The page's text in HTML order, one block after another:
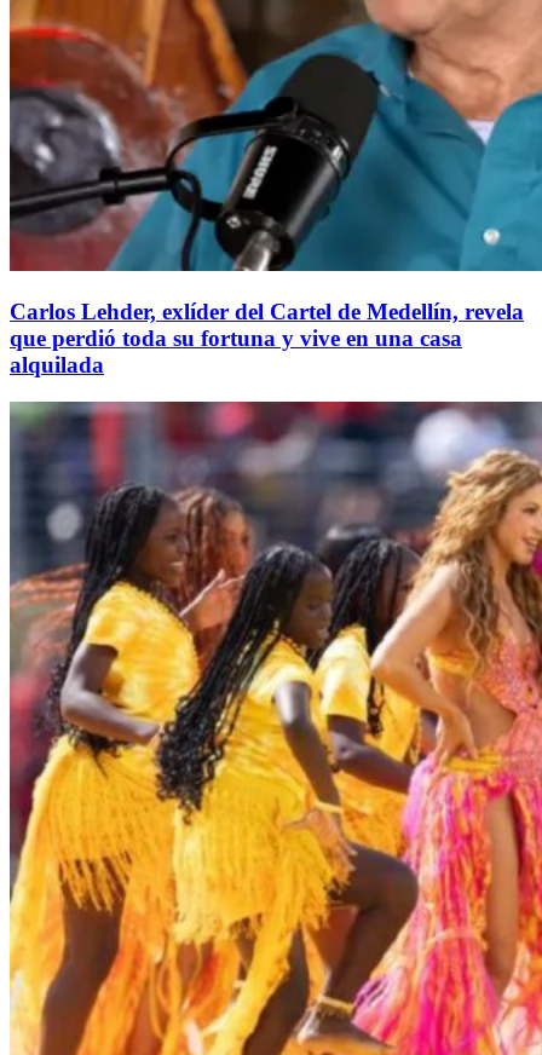
Carlos Lehder, exlíder del Cartel de Medellín, revela
que perdió toda su fortuna y vive en una casa
alquilada